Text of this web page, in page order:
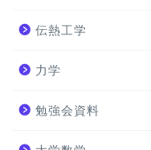
伝熱工学
力学
勉強会資料